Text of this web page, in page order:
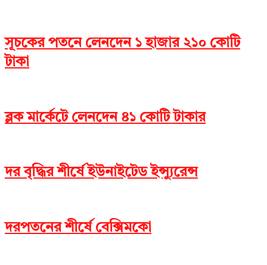
সূচকের পতনে লেনদেন ১ হাজার ২১০ কোটি
টাকা
ব্লক মার্কেটে লেনদেন ৪১ কোটি টাকার
দর বৃদ্ধির শীর্ষে ইউনাইটেড ইন্স্যুরেন্স
দরপতনের শীর্ষে বেক্সিমকো